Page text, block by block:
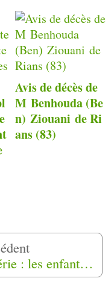
Avis de décès de
M Benhouda (Be
n) Ziouani de Ri
ans (83)
Guerre d'Algérie : les enfants de harkis, entre omerta et sentiment de honte